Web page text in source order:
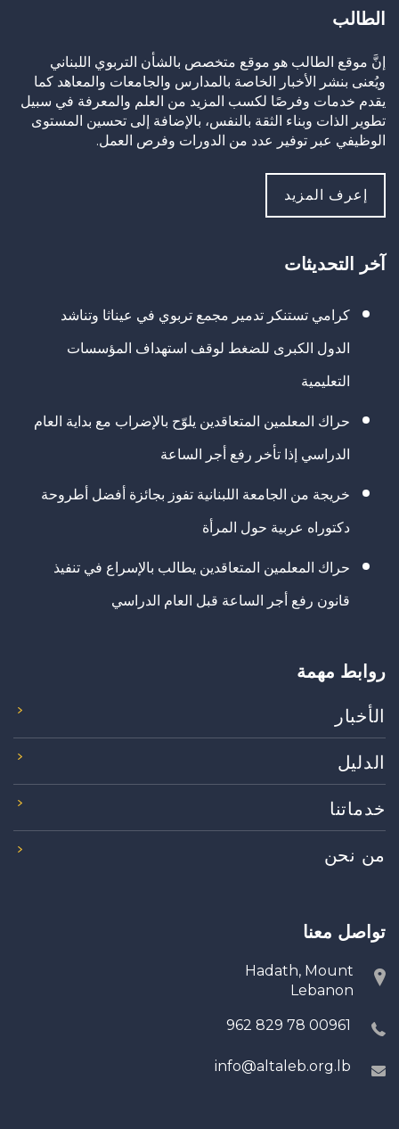
الطالب
إنَّ موقع الطالب هو موقع متخصص بالشأن التربوي اللبناني
ويُعنى بنشر الأخبار الخاصة بالمدارس والجامعات والمعاهد كما
يقدم خدمات وفرصًا لكسب المزيد من العلم والمعرفة في سبيل
تطوير الذات وبناء الثقة بالنفس، بالإضافة إلى تحسين المستوى
الوظيفي عبر توفير عدد من الدورات وفرص العمل.
إعرف المزيد
آخر التحديثات
كرامي تستنكر تدمير مجمع تربوي في عيناثا وتناشد
الدول الكبرى للضغط لوقف استهداف المؤسسات
التعليمية
حراك المعلمين المتعاقدين يلوّح بالإضراب مع بداية العام
الدراسي إذا تأخر رفع أجر الساعة
خريجة من الجامعة اللبنانية تفوز بجائزة أفضل أطروحة
دكتوراه عربية حول المرأة
حراك المعلمين المتعاقدين يطالب بالإسراع في تنفيذ
قانون رفع أجر الساعة قبل العام الدراسي
روابط مهمة
الأخبار
الدليل
خدماتنا
من نحن
تواصل معنا
Hadath, Mount
Lebanon
00961 78 829 962
info@altaleb.org.lb